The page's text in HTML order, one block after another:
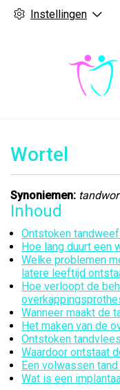
Instellingen
Wortel
Synoniemen:
Inhoud
Ontstoken
Hoe lang duurt een
Welke problemen
latere leeftijd
Hoe verloopt de
Wanneer maakt de
Het maken van de
Ontstoken tandvlees
Waardoor ontstaat
Een volwassen
Wat is een